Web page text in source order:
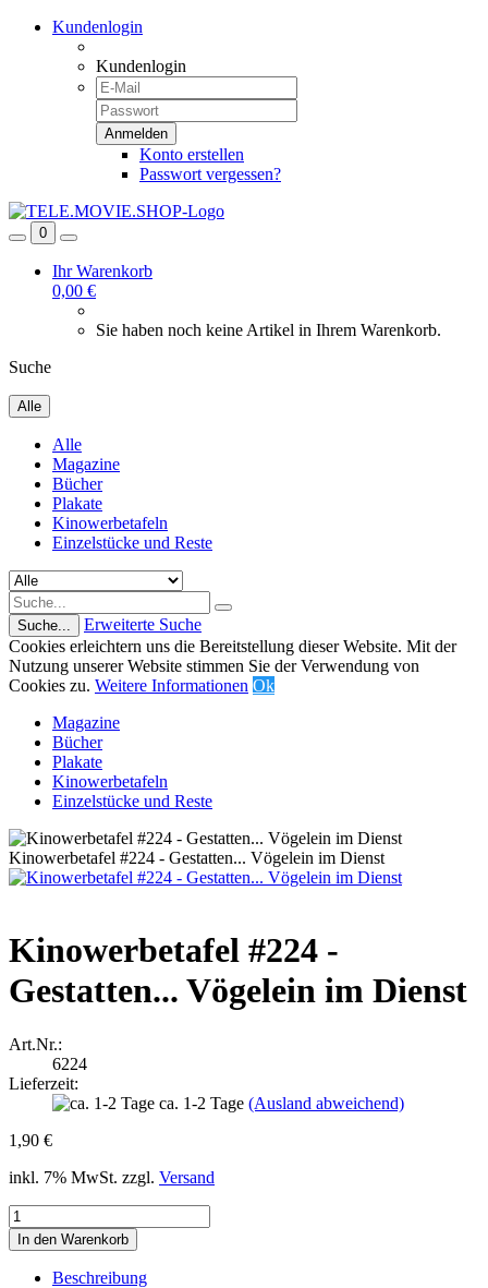
Kundenlogin
Kundenlogin
Konto erstellen
Passwort vergessen?
0
Ihr Warenkorb
0,00 €
Sie haben noch keine Artikel in Ihrem Warenkorb.
Suche
Alle
Alle
Magazine
Bücher
Plakate
Kinowerbetafeln
Einzelstücke und Reste
Suche...
Erweiterte Suche
Cookies erleichtern uns die Bereitstellung dieser Website. Mit der
Nutzung unserer Website stimmen Sie der Verwendung von
Cookies zu. Weitere Informationen Ok
Magazine
Bücher
Plakate
Kinowerbetafeln
Einzelstücke und Reste
Kinowerbetafel #224 - Gestatten... Vögelein im Dienst
Kinowerbetafel #224 -
Gestatten... Vögelein im Dienst
Art.Nr.:
6224
Lieferzeit:
ca. 1-2 Tage (Ausland abweichend)
1,90 €
inkl. 7% MwSt. zzgl. Versand
Beschreibung